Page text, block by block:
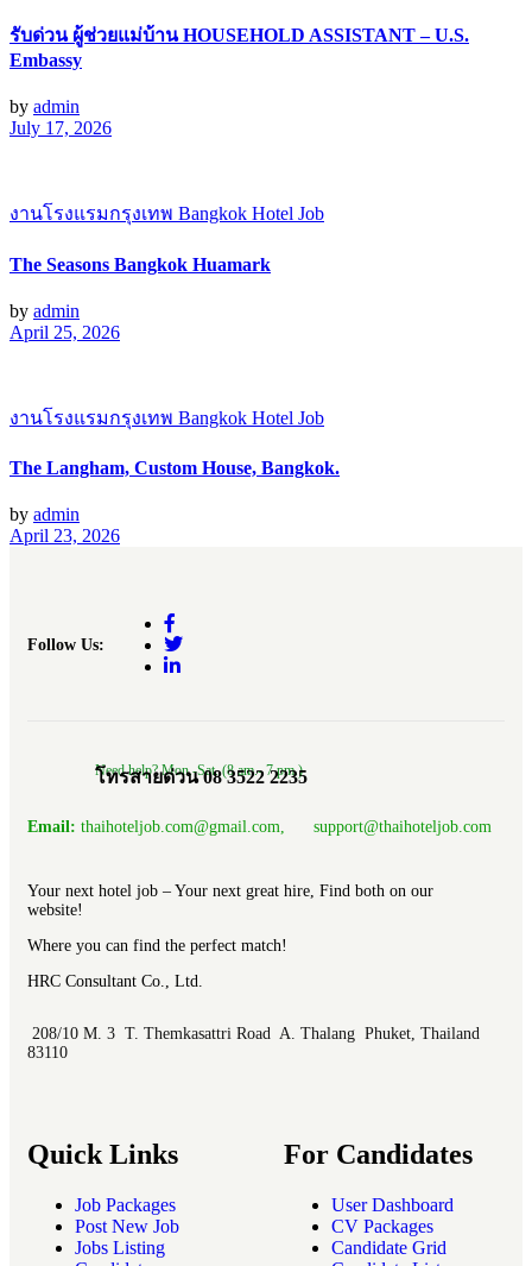
รับด่วน ผู้ช่วยแม่บ้าน HOUSEHOLD ASSISTANT – U.S.
Embassy
by admin
July 17, 2026
งานโรงแรมกรุงเทพ Bangkok Hotel Job
The Seasons Bangkok Huamark
by admin
April 25, 2026
งานโรงแรมกรุงเทพ Bangkok Hotel Job
The Langham, Custom House, Bangkok.
by admin
April 23, 2026
Follow Us:
Need help? Mon.-Sat. (8 am.- 7 pm.)
โทรสายด่วน 08 3522 2235
Email: thaihoteljob.com@gmail.com, support@thaihoteljob.com
Your next hotel job – Your next great hire, Find both on our
website!
Where you can find the perfect match!
HRC Consultant Co., Ltd.
208/10 M. 3 T. Themkasattri Road A. Thalang Phuket, Thailand
83110
Quick Links
Job Packages
Post New Job
Jobs Listing
For Candidates
User Dashboard
CV Packages
Candidate Grid